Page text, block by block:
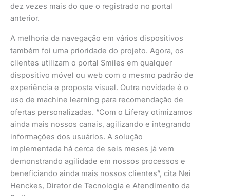
dez vezes mais do que o registrado no portal
anterior.
A melhoria da navegação em vários dispositivos
também foi uma prioridade do projeto. Agora, os
clientes utilizam o portal Smiles em qualquer
dispositivo móvel ou web com o mesmo padrão de
experiência e proposta visual. Outra novidade é o
uso de machine learning para recomendação de
ofertas personalizadas. “Com o Liferay otimizamos
ainda mais nossos canais, agilizando e integrando
informações dos usuários. A solução
implementada há cerca de seis meses já vem
demonstrando agilidade em nossos processos e
beneficiando ainda mais nossos clientes”, cita Nei
Henckes, Diretor de Tecnologia e Atendimento da